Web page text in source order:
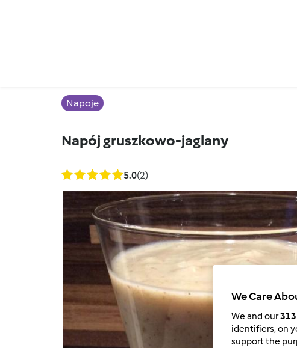
Napoje
Napój gruszkowo-jaglany
5.0(2)
We Care
We and our313
identifiers, on
support the